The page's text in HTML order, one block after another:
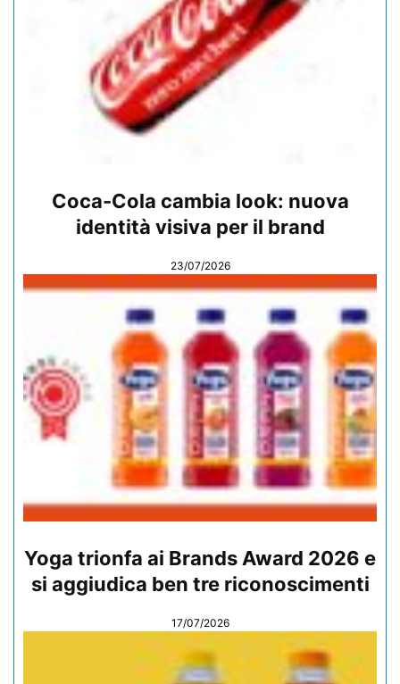
Coca-Cola cambia look: nuova
identità visiva per il brand
23/07/2026
Yoga trionfa ai Brands Award 2026 e
si aggiudica ben tre riconoscimenti
17/07/2026